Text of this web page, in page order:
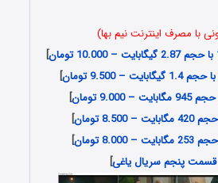
با مصرف اینترنت نیم بها)
]
]
]
]
]
قسمت پنجم سریال یاغی]